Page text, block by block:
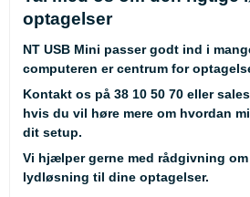
optagelser
NT USB Mini passer godt ind i
computeren er centrum for
Kontakt os på 38 10 50 70 eller
hvis du vil høre mere om hvordan
dit setup.
Vi hjælper gerne med rådgivning
lydløsning til dine optagelser.